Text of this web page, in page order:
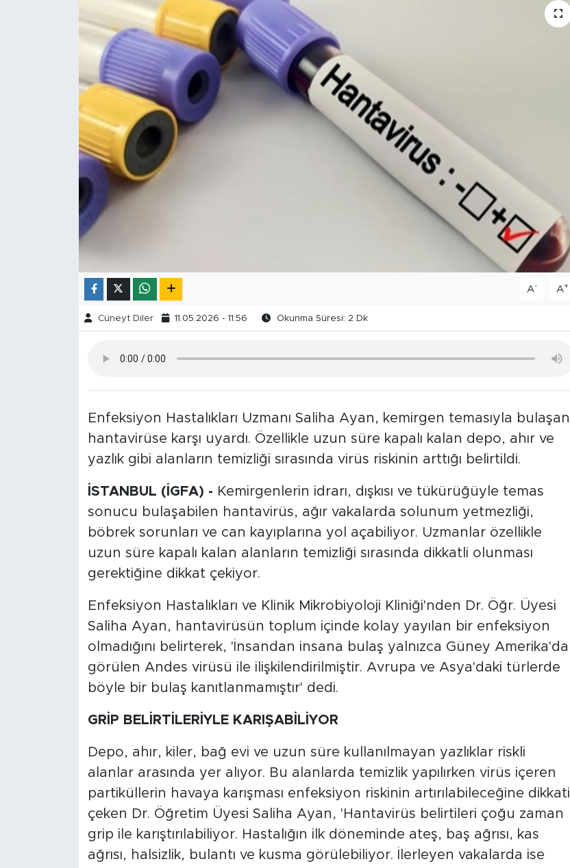
A- A+
Cüneyt Diler 11.05.2026 - 11:56 Okunma Süresi: 2 Dk
Enfeksiyon Hastalıkları Uzmanı Saliha Ayan, kemirgen temasıyla bulaşan
hantavirüse karşı uyardı. Özellikle uzun süre kapalı kalan depo, ahır ve
yazlık gibi alanların temizliği sırasında virüs riskinin arttığı belirtildi.
İSTANBUL (İGFA) - Kemirgenlerin idrarı, dışkısı ve tükürüğüyle temas
sonucu bulaşabilen hantavirüs, ağır vakalarda solunum yetmezliği,
böbrek sorunları ve can kayıplarına yol açabiliyor. Uzmanlar özellikle
uzun süre kapalı kalan alanların temizliği sırasında dikkatli olunması
gerektiğine dikkat çekiyor.
Enfeksiyon Hastalıkları ve Klinik Mikrobiyoloji Kliniği'nden Dr. Öğr. Üyesi
Saliha Ayan, hantavirüsün toplum içinde kolay yayılan bir enfeksiyon
olmadığını belirterek, 'İnsandan insana bulaş yalnızca Güney Amerika'da
görülen Andes virüsü ile ilişkilendirilmiştir. Avrupa ve Asya'daki türlerde
böyle bir bulaş kanıtlanmamıştır' dedi.
GRİP BELİRTİLERİYLE KARIŞABİLİYOR
Depo, ahır, kiler, bağ evi ve uzun süre kullanılmayan yazlıklar riskli
alanlar arasında yer alıyor. Bu alanlarda temizlik yapılırken virüs içeren
partiküllerin havaya karışması enfeksiyon riskinin artırılabileceğine dikkati
çeken Dr. Öğretim Üyesi Saliha Ayan, 'Hantavirüs belirtileri çoğu zaman
grip ile karıştırılabiliyor. Hastalığın ilk döneminde ateş, baş ağrısı, kas
ağrısı, halsizlik, bulantı ve kusma görülebiliyor. İlerleyen vakalarda ise